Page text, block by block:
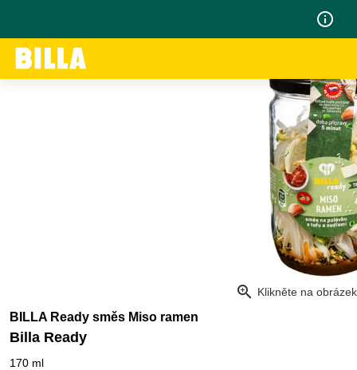
info_outline
zoom_in Klikněte na
BILLA Ready směs Miso ramen
Billa Ready
170 ml